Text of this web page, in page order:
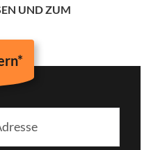
UND ZUM